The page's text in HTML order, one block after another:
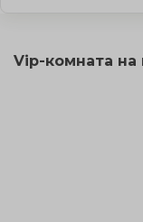
Vip-комната на